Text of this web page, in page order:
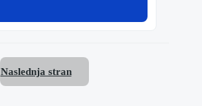
Naslednja stran